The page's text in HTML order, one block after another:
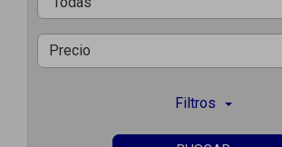
Precio
Filtros